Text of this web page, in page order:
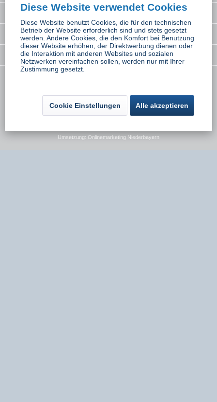
Interessantes
Rechtliches
Newsletter
Versand und Zahlungsbedingungen
Umsetzung: Onlinemarketing Niederbayern
Diese Website verwendet Cookies
Diese Website benutzt Cookies, die für den technischen
Betrieb der Website erforderlich sind und stets gesetzt
werden. Andere Cookies, die den Komfort bei Benutzung
dieser Website erhöhen, der Direktwerbung dienen oder
die Interaktion mit anderen Websites und sozialen
Netzwerken vereinfachen sollen, werden nur mit Ihrer
Zustimmung gesetzt.
Cookie Einstellungen Alle akzeptieren